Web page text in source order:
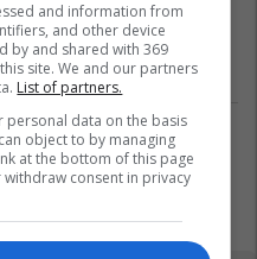
për
drejt Hamburgut
Ticket
dhe shumë më
and information from
and other device
by and shared with 369
site. We and our partners
List of partners.
personal data on the basis
object to by managing
at the bottom of this page
consent in privacy